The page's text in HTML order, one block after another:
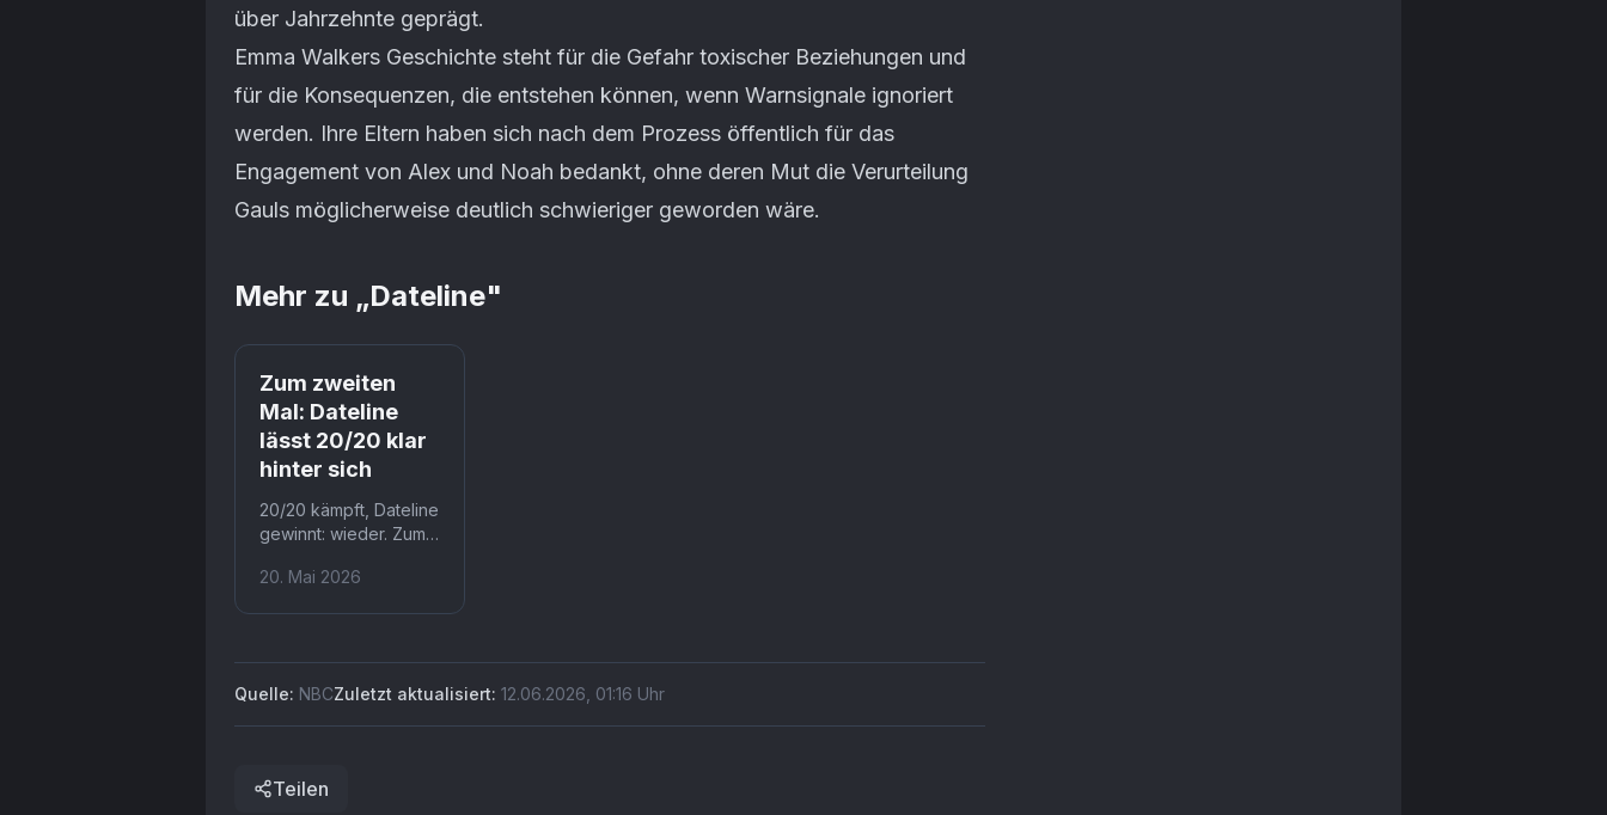
über Jahrzehnte geprägt.
Emma Walkers Geschichte steht für die Gefahr toxischer Beziehungen und
für die Konsequenzen, die entstehen können, wenn Warnsignale ignoriert
werden. Ihre Eltern haben sich nach dem Prozess öffentlich für das
Engagement von Alex und Noah bedankt, ohne deren Mut die Verurteilung
Gauls möglicherweise deutlich schwieriger geworden wäre.
Mehr zu „Dateline"
Zum zweiten
Mal: Dateline
lässt 20/20 klar
hinter sich
20/20 kämpft, Dateline
gewinnt: wieder. Zum
verlor das ABC-Format
Doppelerfolg in den
Saisons 2016/2017 und
20. Mai 2026
Quelle: NBCZuletzt aktualisiert: 12.06.2026 01:16 Uhr
Teilen